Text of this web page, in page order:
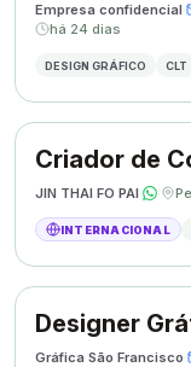
Empresa confidencial·
há 24 dias
DESIGN GRÁFICO CLT
Criador de
JIN THAI FO PAI· ·
INTERNACIONAL
Designer
Gráfica São Francisco·